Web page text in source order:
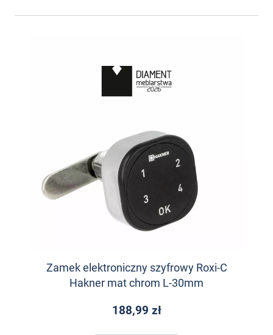
Zamek elektroniczny szyfrowy Roxi-C
Hakner mat chrom L-30mm
188,99 zł